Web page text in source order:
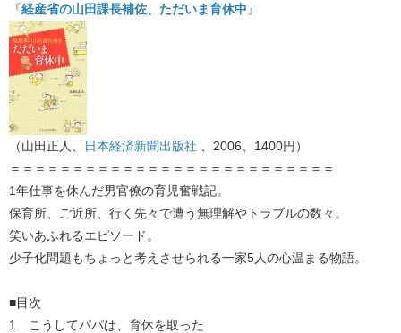
『経産省の山田課長補佐、ただいま育休中 』
（山田正人、 日本経済新聞出版社 、2006、1400円）
＝＝＝＝＝＝＝＝＝＝＝＝＝＝＝＝＝＝＝＝＝＝＝＝＝＝
1年仕事を休んだ男官僚の育児奮戦記。
保育所、ご近所、行く先々で遭う無理解やトラブルの数々。
笑いあふれるエピソード。
少子化問題もちょっと考えさせられる一家5人の心温まる物語。
■目次
1 こうしてパパは、育休を取った